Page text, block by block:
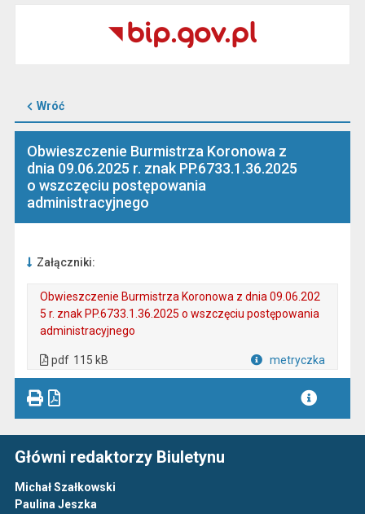
Wróć
Obwieszczenie Burmistrza Koronowa z
dnia 09.06.2025 r. znak PP.6733.1.36.2025
o wszczęciu postępowania
administracyjnego
Załączniki:
Obwieszczenie Burmistrza Koronowa z dnia 09.06.202
5 r. znak PP.6733.1.36.2025 o wszczęciu postępowania
administracyjnego
pdf 115 kB metryczka
Główni redaktorzy Biuletynu
Michał Szałkowski
Paulina Jeszka